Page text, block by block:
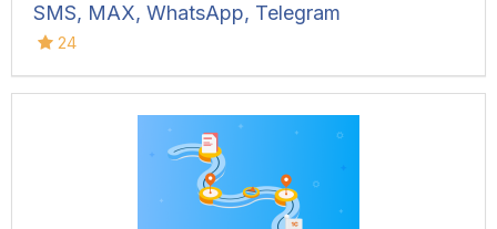
SMS, MAX, WhatsApp, Telegram
24